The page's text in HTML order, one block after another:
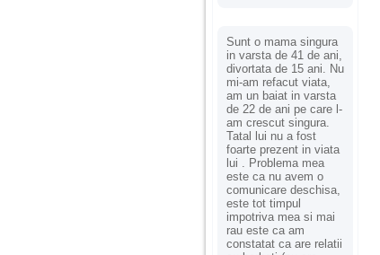
Sunt o mama singura
in varsta de 41 de ani,
divortata de 15 ani. Nu
mi-am refacut viata,
am un baiat in varsta
de 22 de ani pe care l-
am crescut singura.
Tatal lui nu a fost
foarte prezent in viata
lui . Problema mea
este ca nu avem o
comunicare deschisa,
este tot timpul
impotriva mea si mai
rau este ca am
constatat ca are relatii